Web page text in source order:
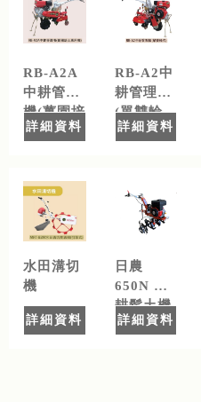
RB-A2A
中耕管理
機(薑園培
土專用機)
詳細資料
RB-A2中
耕管理機
(單雙輪
式)
詳細資料
水田溝切
機
詳細資料
日農
650N 中
耕鬆土機
詳細資料